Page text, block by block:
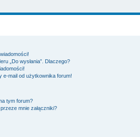
„Do wysłania”. Dlaczego?
e-mail od użytkownika forum!
tym forum?
mnie załączniki?